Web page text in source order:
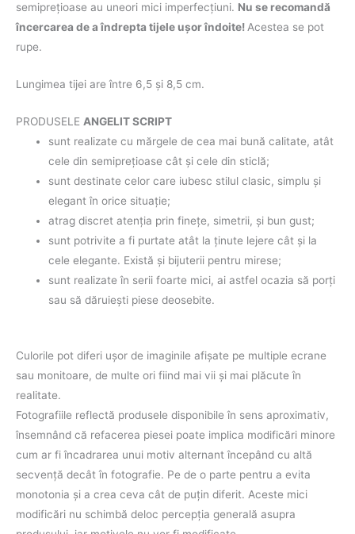
semipreţioase au uneori mici imperfecţiuni. Nu se recomandă
încercarea de a îndrepta tijele ușor îndoite! Acestea se pot
rupe.
Lungimea tijei are între 6,5 şi 8,5 cm.
PRODUSELE ANGELIT SCRIPT
sunt realizate cu mărgele de cea mai bună calitate, atât
cele din semipreţioase cât şi cele din sticlă;
sunt destinate celor care iubesc stilul clasic, simplu şi
elegant în orice situaţie;
atrag discret atenţia prin fineţe, simetrii, şi bun gust;
sunt potrivite a fi purtate atât la ţinute lejere cât şi la
cele elegante. Există şi bijuterii pentru mirese;
sunt realizate în serii foarte mici, ai astfel ocazia să porţi
sau să dăruieşti piese deosebite.
Culorile pot diferi uşor de imaginile afişate pe multiple ecrane
sau monitoare, de multe ori fiind mai vii şi mai plăcute în
realitate.
Fotografiile reflectă produsele disponibile în sens aproximativ,
însemnând că refacerea piesei poate implica modificări minore
cum ar fi încadrarea unui motiv alternant începând cu altă
secvenţă decât în fotografie. Pe de o parte pentru a evita
monotonia şi a crea ceva cât de puţin diferit. Aceste mici
modificări nu schimbă deloc percepţia generală asupra